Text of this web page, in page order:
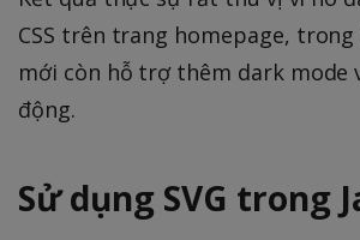
CSS trên trang homepage,
mới còn hỗ trợ thêm dark mode
động.
Sử dụng SVG trong